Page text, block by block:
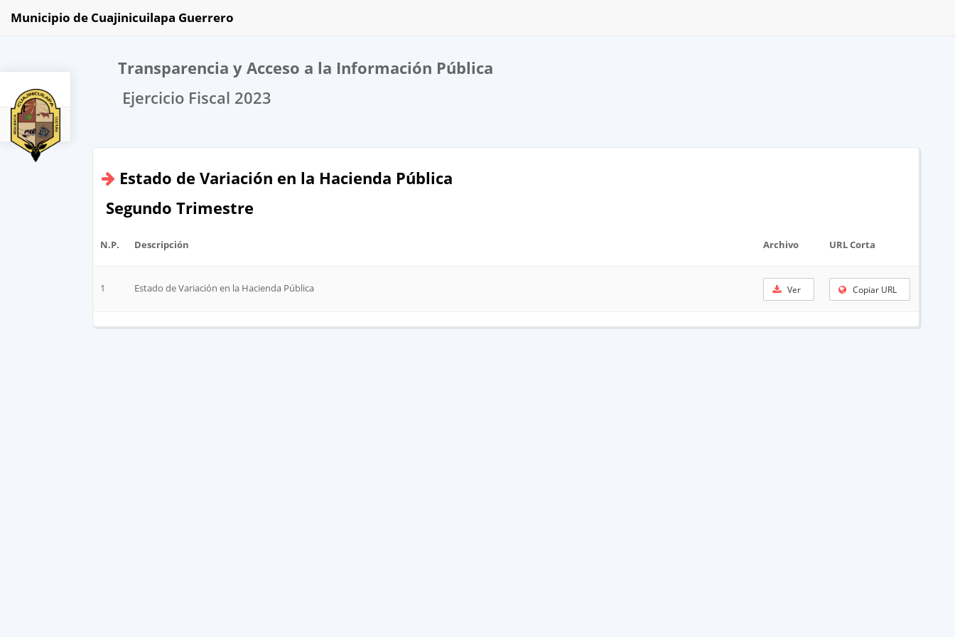
2023
Municipio de Cuajinicuilapa Guerrero
Transparencia y Acceso a la Información Pública
Ejercicio Fiscal 2023
Estado de Variación en la Hacienda Pública
Segundo Trimestre
N.P. Descripción Archivo URL Corta
1 Estado de Variación en la Hacienda Pública Ver Copiar URL